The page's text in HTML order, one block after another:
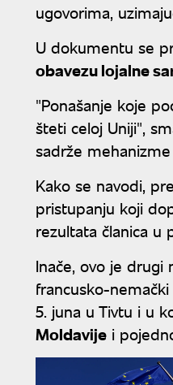
ugovorima,
U dokumentu se
obavezu lojalne
"Ponašanje koje
šteti celoj Uniji",
sadrže
Kako se navodi,
pristupanju koji
rezultata članica u
Inače, ovo je
francusko-
5. juna u Tivtu i u
Moldavije i